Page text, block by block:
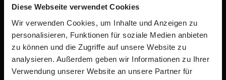
Diese Webseite verwendet Cookies
Wir verwenden Cookies, um Inhalte und Anzeigen zu
personalisieren, Funktionen für soziale Medien anbieten
zu können und die Zugriffe auf unsere Website zu
analysieren. Außerdem geben wir Informationen zu Ihrer
Verwendung unserer Website an unsere Partner für
e:teacherstore@acsgroup.de
t: +49 (0)89 1893130-10
f: +49 (0)89 1893130-30
Über uns